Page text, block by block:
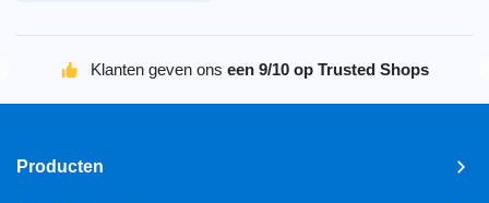
Klanten geven ons een 9/10 op Trusted Shops
Producten